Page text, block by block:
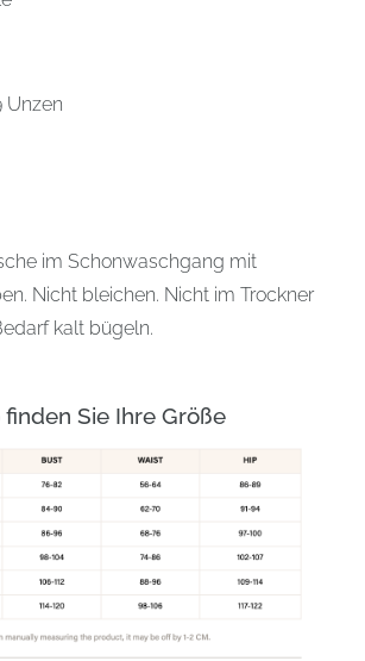
Unzen
im Schonwaschgang mit
Nicht bleichen. Nicht im Trockner
kalt bügeln.
finden Sie Ihre Größe